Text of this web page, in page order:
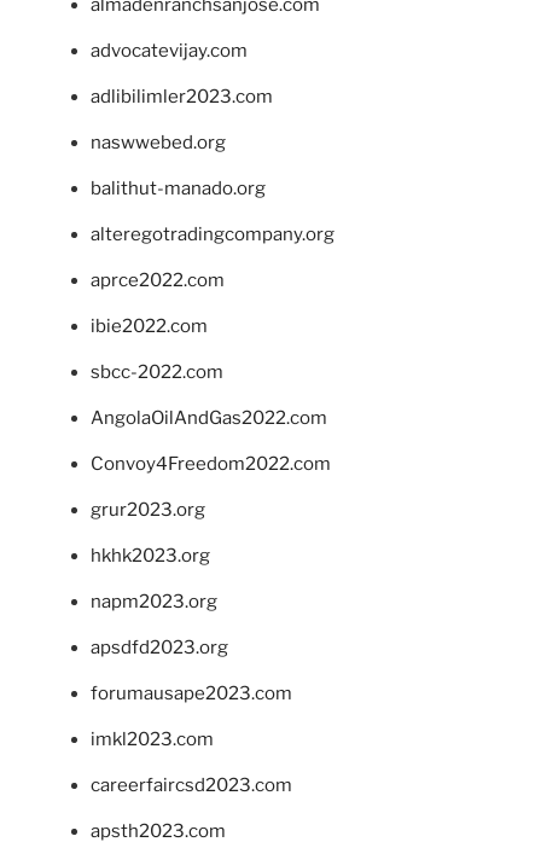
almadenranchsanjose.com
advocatevijay.com
adlibilimler2023.com
naswwebed.org
balithut-manado.org
alteregotradingcompany.org
aprce2022.com
ibie2022.com
sbcc-2022.com
AngolaOilAndGas2022.com
Convoy4Freedom2022.com
grur2023.org
hkhk2023.org
napm2023.org
apsdfd2023.org
forumausape2023.com
imkl2023.com
careerfaircsd2023.com
apsth2023.com